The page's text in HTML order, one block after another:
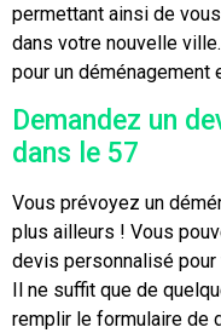
permettant ainsi de
dans votre nouvelle
pour un déménagement
Demandez un
dans le 57
Vous prévoyez un
plus ailleurs ! Vous
devis personnalisé
Il ne suffit que de
remplir le formulaire de